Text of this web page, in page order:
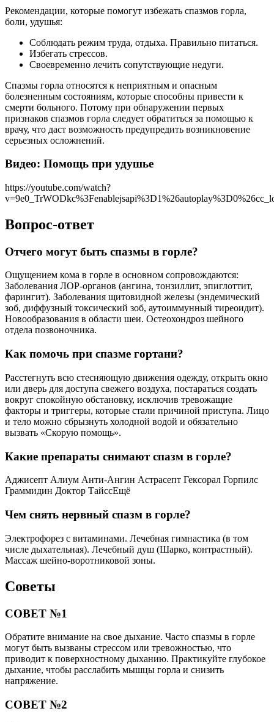
Рекомендации, которые помогут избежать спазмов горла,
боли, удушья:
Соблюдать режим труда, отдыха. Правильно питаться.
Избегать стрессов.
Своевременно лечить сопутствующие недуги.
Спазмы горла относятся к неприятным и опасным
болезненным состояниям, которые способны привести к
смерти больного. Потому при обнаружении первых
признаков спазмов горла следует обратиться за помощью к
врачу, что даст возможность предупредить возникновение
серьезных осложнений.
Видео: Помощь при удушье
https://youtube.com/watch?
Вопрос-ответ
Отчего могут быть спазмы в горле?
Ощущением кома в горле в основном сопровождаются:
Заболевания ЛОР-органов (ангина, тонзиллит, эпиглоттит,
фарингит). Заболевания щитовидной железы (эндемический
зоб, диффузный токсический зоб, аутоиммунный тиреоидит).
Новообразования в области шеи. Остеохондроз шейного
отдела позвоночника.
Как помочь при спазме гортани?
Расстегнуть всю стесняющую движения одежду, открыть окно
или дверь для доступа свежего воздуха, постараться создать
вокруг спокойную обстановку, исключив тревожащие
факторы и триггеры, которые стали причиной приступа. Лицо
и тело можно сбрызнуть холодной водой и обязательно
вызвать «Скорую помощь».
Какие препараты снимают спазм в горле?
Аджисепт Алиум Анти-Ангин Астрасепт Гексорал Горпилс
Граммидин Доктор ТайссЕщё
Чем снять нервный спазм в горле?
Электрофорез с витаминами. Лечебная гимнастика (в том
числе дыхательная). Лечебный душ (Шарко, контрастный).
Массаж шейно-воротниковой зоны.
Советы
СОВЕТ №1
Обратите внимание на свое дыхание. Часто спазмы в горле
могут быть вызваны стрессом или тревожностью, что
приводит к поверхностному дыханию. Практикуйте глубокое
дыхание, чтобы расслабить мышцы горла и снизить
напряжение.
СОВЕТ №2